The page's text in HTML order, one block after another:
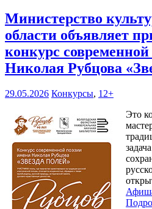
Министерство
области объявляет
конкурс
Николая Рубцова
29.05.2026 Конкурсы, 12+
Это